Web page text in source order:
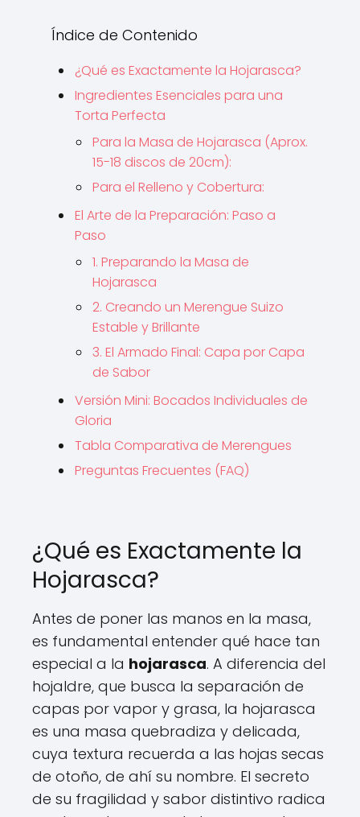
Índice de Contenido
¿Qué es Exactamente la Hojarasca?
Ingredientes Esenciales para una
Torta Perfecta
Para la Masa de Hojarasca (Aprox.
15-18 discos de 20cm):
Para el Relleno y Cobertura:
El Arte de la Preparación: Paso a
Paso
1. Preparando la Masa de
Hojarasca
2. Creando un Merengue Suizo
Estable y Brillante
3. El Armado Final: Capa por Capa
de Sabor
Versión Mini: Bocados Individuales de
Gloria
Tabla Comparativa de Merengues
Preguntas Frecuentes (FAQ)
¿Qué es Exactamente la
Hojarasca?
Antes de poner las manos en la masa,
es fundamental entender qué hace tan
especial a la hojarasca. A diferencia del
hojaldre, que busca la separación de
capas por vapor y grasa, la hojarasca
es una masa quebradiza y delicada,
cuya textura recuerda a las hojas secas
de otoño, de ahí su nombre. El secreto
de su fragilidad y sabor distintivo radica